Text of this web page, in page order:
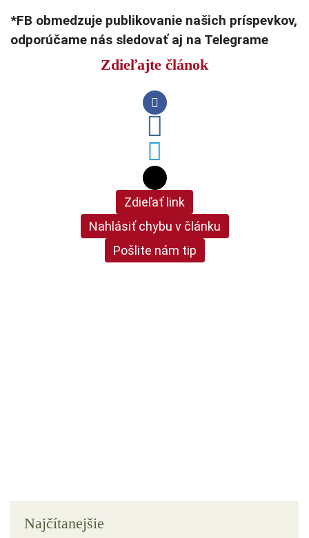
*FB obmedzuje publikovanie našich príspevkov,
odporúčame nás sledovať aj na Telegrame
Zdieľajte článok
Zdieľať link
Nahlásiť chybu v článku
Pošlite nám tip
Najčítanejšie